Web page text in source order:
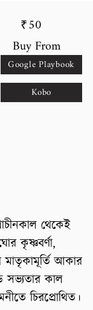
50
₹
Buy From
Google Playbook
Kobo
থেকেই
কৃষ্ণবর্ণা,
মাতৃকামূর্তি আকার
সভ্যতার কাল
চিরপ্রোথিত।